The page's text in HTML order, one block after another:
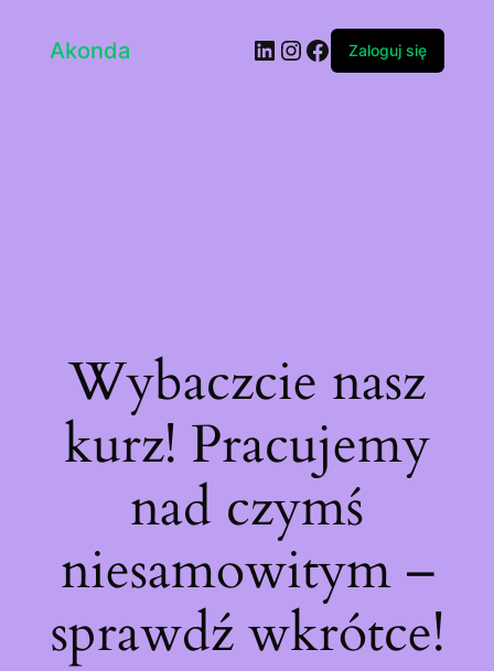
Akonda LinkedIn
Instagram
Facebook
Zaloguj się
Wybaczcie nasz
kurz! Pracujemy
nad czymś
niesamowitym –
sprawdź wkrótce!